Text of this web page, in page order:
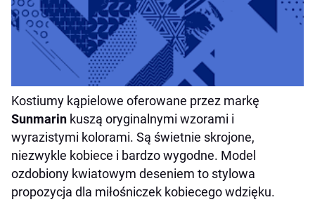
Kostiumy kąpielowe oferowane przez markę
Sunmarin kuszą oryginalnymi wzorami i
wyrazistymi kolorami. Są świetnie skrojone,
niezwykle kobiece i bardzo wygodne. Model
ozdobiony kwiatowym deseniem to stylowa
propozycja dla miłośniczek kobiecego wdzięku.